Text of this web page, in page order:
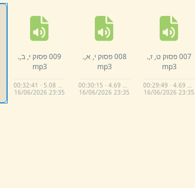
007 פסוק ט, ז,.
mp3
00:29:49 · 4.69 MB
16/06/2026 23:35
008 פסוק י, א,.
mp3
00:30:15 · 4.69 MB
16/06/2026 23:35
009 פסוק י, ב,.
mp3
00:32:41 · 5.08 MB
16/06/2026 23:35